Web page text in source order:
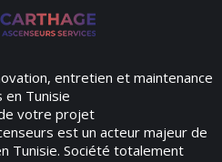
entretien et maintenance
en Tunisie
votre projet
est un acteur majeur de
Tunisie. Société totalement